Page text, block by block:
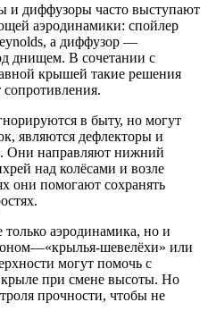
и диффузоры часто выступают
аэродинамики: спойлер
а диффузор —
днищем. В сочетании с
крышей такие решения
в быту, но могут
являются дефлекторы и
Они направляют нижний
над колёсами и возле
они помогают сохранять
аэродинамика, но и
шевелёхи» или
могут помочь с
крыле при смене высоты. Но
прочности, чтобы не